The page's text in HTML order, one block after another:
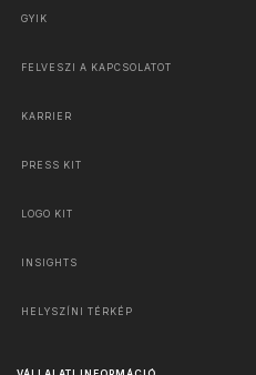
GYIK
FELVESZI A KAPCSOLATOT
KARRIER
PRESS KIT
LOGO KIT
INSIGHTS
HELYSZÍNI TÉRKÉP